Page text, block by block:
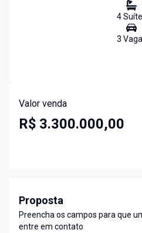
4Suíte
3 Vaga
Valor venda
R$ 3.300.000,00
Proposta
Preencha os campos para que
entre em contato